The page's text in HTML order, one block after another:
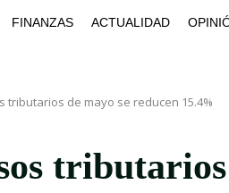
FINANZAS ACTUALIDAD
tributarios de mayo se reducen 15.4%
tributarios